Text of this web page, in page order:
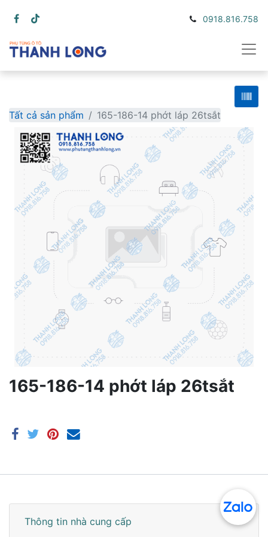
0918.816.758
Tất cả sản phẩm 165-186-14 phớt láp 26tsắt
165-186-14 phớt láp 26tsắt
Thông tin nhà cung cấp